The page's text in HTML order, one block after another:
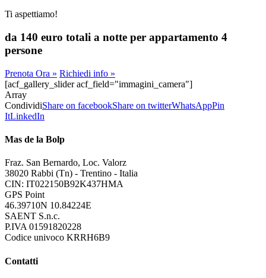
Ti aspettiamo!
da 140 euro totali a notte per appartamento 4
persone
Prenota Ora » Richiedi info »
[acf_gallery_slider acf_field="immagini_camera"]
Array
CondividiShare on facebookShare on twitterWhatsAppPin
ItLinkedIn
Mas de la Bolp
Fraz. San Bernardo, Loc. Valorz
38020 Rabbi (Tn) - Trentino - Italia
CIN: IT022150B92K437HMA
GPS Point
46.39710N 10.84224E
SAENT S.n.c.
P.IVA 01591820228
Codice univoco KRRH6B9
Contatti